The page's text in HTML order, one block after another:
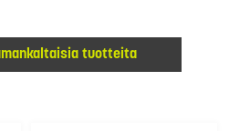
tuotteita